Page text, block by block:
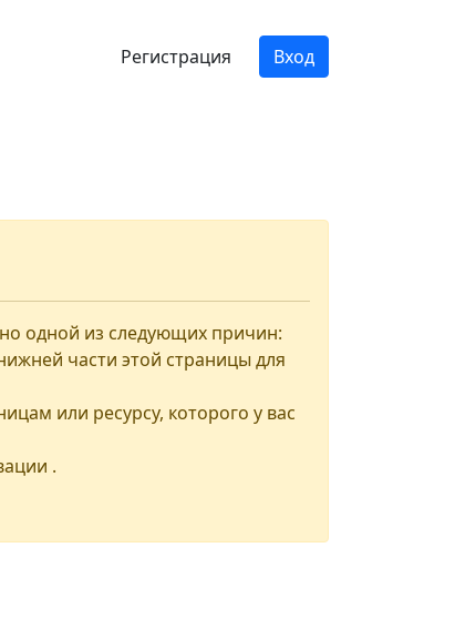
Регистрация Вход
одной из следующих причин:
части этой страницы для
или ресурсу, которого у вас
.